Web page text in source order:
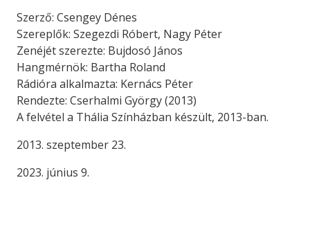
Szerző: Csengey Dénes
Szereplők: Szegezdi Róbert, Nagy Péter
Zenéjét szerezte: Bujdosó János
Hangmérnök: Bartha Roland
Rádióra alkalmazta: Kernács Péter
Rendezte: Cserhalmi György (2013)
A felvétel a Thália Színházban készült, 2013-ban.
2013. szeptember 23.
2023. június 9.